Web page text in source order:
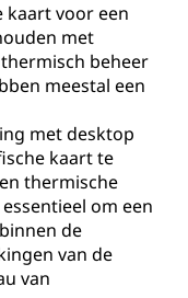
kaart voor een
met
beheer
meestal een
met desktop
kaart te
thermische
om een
de
van de
van